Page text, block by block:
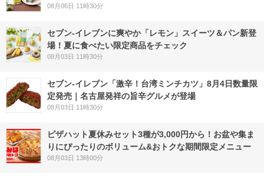
08月06日 11時30分
セブン‐イレブンに爽やか「レモン」スイーツ＆パン新登
場！夏に食べたい限定商品をチェック
08月03日 11時30分
セブン-イレブン「激辛！台湾ミンチカツ」8月4日数量限
定発売｜名古屋発祥の旨辛グルメが登場
08月03日 11時30分
ピザハット夏休みセット3種が3,000円から！お盆や集ま
りにぴったりのボリューム&おトクな期間限定メニュー
08月03日 13時00分